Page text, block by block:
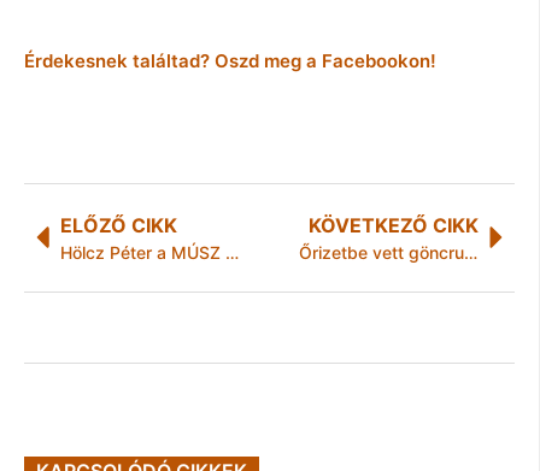
Érdekesnek találtad? Oszd meg a Facebookon!
ELŐZŐ CIKK
Hölcz Péter a MÚSZ régióvezetője
KÖVETKEZŐ CIKK
Őrizetbe vett göncruszkai támadók